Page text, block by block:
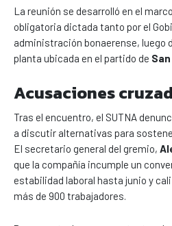
La reunión se desarrolló en el
obligatoria dictada tanto por el
administración bonaerense, luego
planta ubicada en el partido de
Acusaciones
Tras el encuentro, el SUTNA
a discutir alternativas para
El secretario general del gremio,
que la compañía incumple un
estabilidad laboral hasta junio y
más de 900 trabajadores.